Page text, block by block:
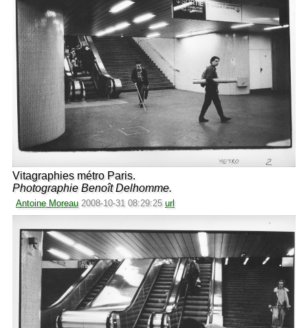
Vitagraphies métro Paris.
Photographie Benoît Delhomme.
Antoine Moreau 2008-10-31 08:29:25 url